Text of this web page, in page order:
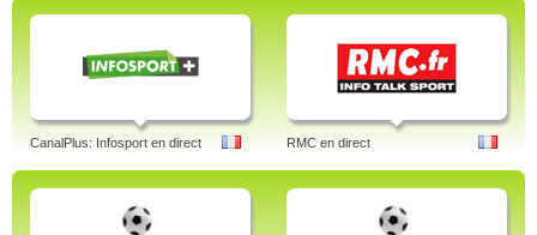
CanalPlus: Infosport en direct RMC en direct